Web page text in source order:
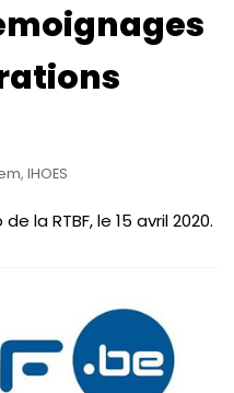
IHOES
la RTBF, le 15 avril 2020.